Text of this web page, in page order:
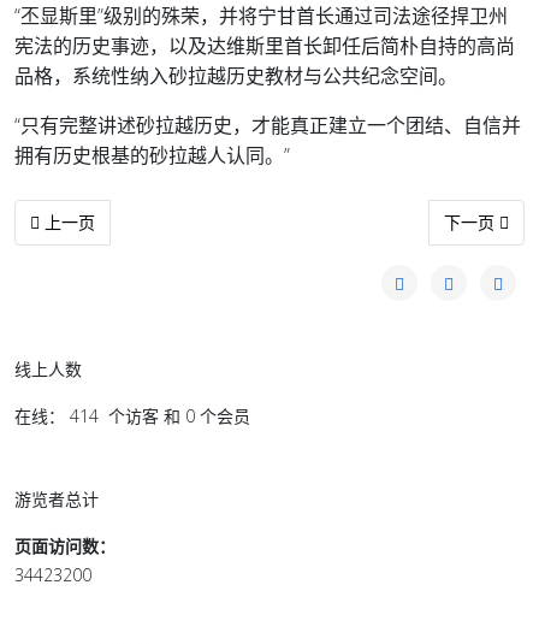
“丕显斯里”级别的殊荣，并将宁甘首长通过司法途径捍卫州
宪法的历史事迹，以及达维斯里首长卸任后简朴自持的高尚
品格，系统性纳入砂拉越历史教材与公共纪念空间。
“只有完整讲述砂拉越历史，才能真正建立一个团结、自信并
拥有历史根基的砂拉越人认同。”
上一篇文章: 砂华小非华裔生占40% . 砂董总促取消复级班政策
上一页 下一篇文章:
下一页
线上人数
在线： 414 个访客 和 0 个会员
游览者总计
页面访问数：
34423200